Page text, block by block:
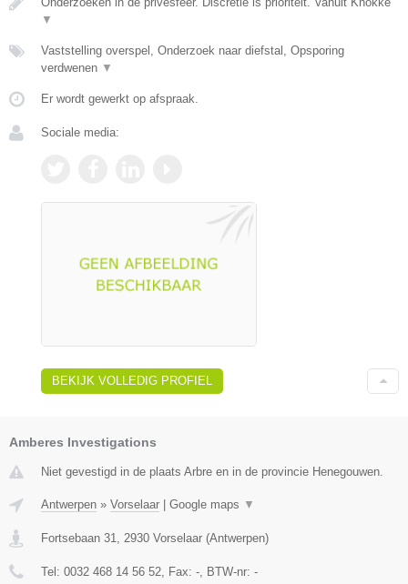
▼
Vaststelling overspel, Onderzoek naar diefstal, Opsporing
verdwenen ▼
Er wordt gewerkt op afspraak.
Sociale media:
BEKIJK VOLLEDIG PROFIEL
Amberes Investigations
Niet gevestigd in de plaats Arbre en in de provincie Henegouwen.
Antwerpen » Vorselaar Google maps ▼
Fortsebaan 31 2930 Vorselaar (Antwerpen)
Tel: 0032 468 14 56 52 , Fax: - , BTW-nr: -